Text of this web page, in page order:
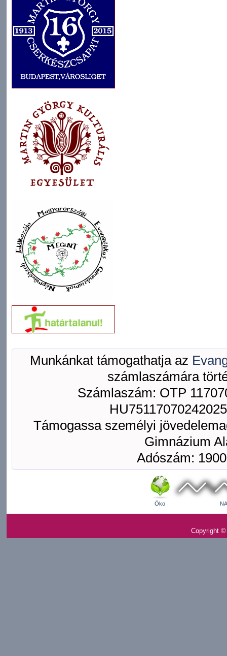
Munkánkat támogathatja az
számlaszámára
Számlaszám: OTP
Támogassa személyi
Gimnázium
Adószám:
Öko
Copyright